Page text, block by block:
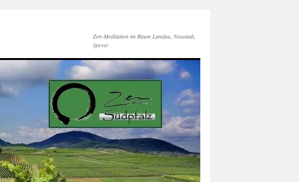
Zen-Meditation im Raum Landau, Neustadt,
Speyer